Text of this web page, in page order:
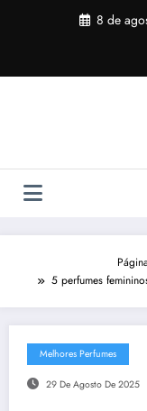
8 de
5 perfumes
Melhores Perfumes
29 De Agosto De 2025